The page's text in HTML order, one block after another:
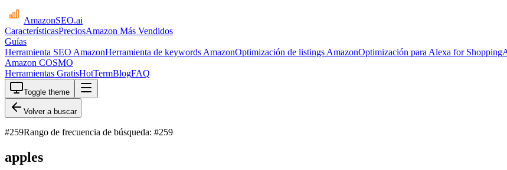
AmazonSEO.ai
CaracterísticasPreciosAmazon Más Vendidos
Guías
Herramienta SEO AmazonHerramienta de keywords AmazonOptimización de listings AmazonOptimización para Alexa for Shopping
Amazon COSMO
Herramientas GratisHotTermBlogFAQ
Toggle theme
Volver a buscar
#259Rango de frecuencia de búsqueda: #259
apples